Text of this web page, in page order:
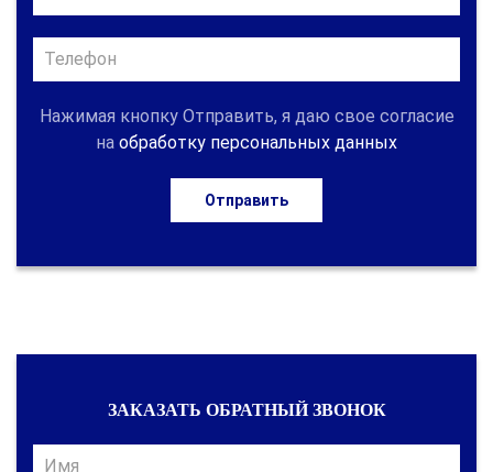
Нажимая кнопку Отправить, я даю свое согласие
на обработку персональных данных
Отправить
ЗАКАЗАТЬ ОБРАТНЫЙ ЗВОНОК